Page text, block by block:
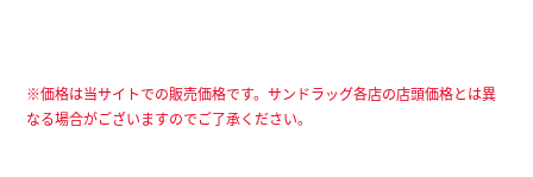
※価格は当サイトでの販売価格です。サンドラッグ各店の店頭価格とは異
なる場合がございますのでご了承ください。